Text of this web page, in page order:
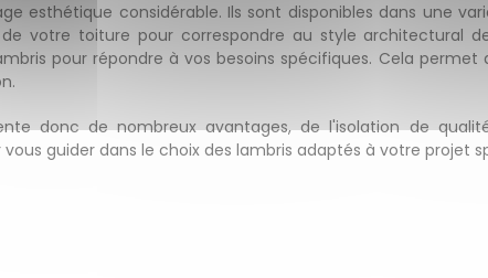
esthétique considérable. Ils sont disponibles dans une
votre toiture pour correspondre au style architectural
pour répondre à vos besoins spécifiques. Cela
donc de nombreux avantages, de l'isolation de
vous guider dans le choix des lambris adaptés à votre projet